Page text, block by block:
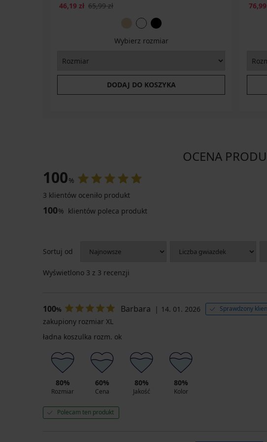
46,19 zł 65,99 zł
Wybierz rozmiar
DODAJ DO KOSZYKA
76,99
OCENA
100%
3 klientów oceniło produkt
100% klientów poleca produkt
Sortuj od
Wyświetlono 3 z 3 recenzji
100% Barbara 14. 01. 2026 Sprawdzony
zakupiony rozmiar XL
ładna koszulka rozm. ok
80%
Rozmiar
60%
Cena
80%
Jakość
80%
Kolor
Polecam ten produkt